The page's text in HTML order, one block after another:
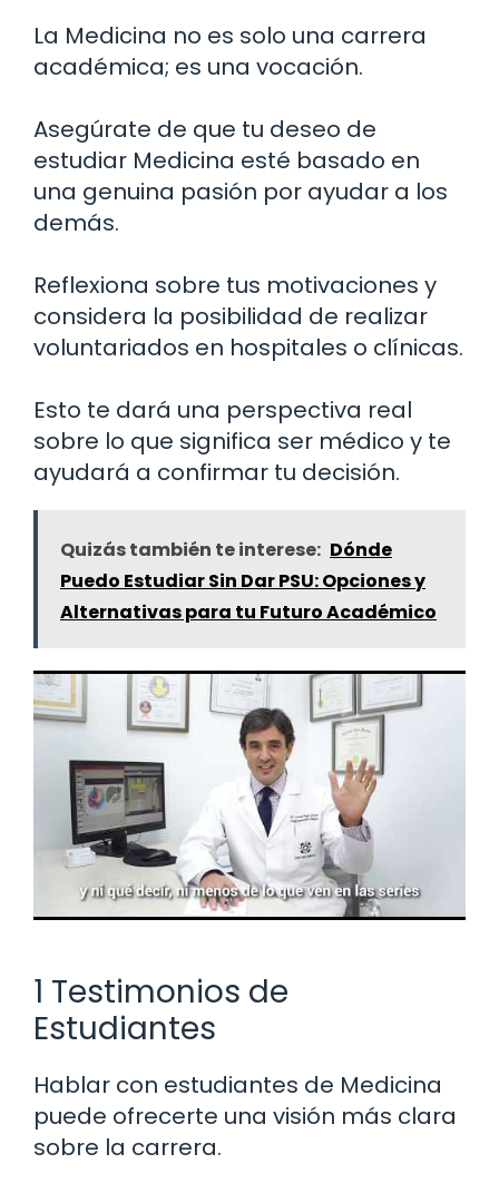
La Medicina no es solo una carrera
académica; es una vocación.
Asegúrate de que tu deseo de
estudiar Medicina esté basado en
una genuina pasión por ayudar a los
demás.
Reflexiona sobre tus motivaciones y
considera la posibilidad de realizar
voluntariados en hospitales o clínicas.
Esto te dará una perspectiva real
sobre lo que significa ser médico y te
ayudará a confirmar tu decisión.
Quizás también te interese: Dónde
Puedo Estudiar Sin Dar PSU: Opciones y
Alternativas para tu Futuro Académico
1 Testimonios de
Estudiantes
Hablar con estudiantes de Medicina
puede ofrecerte una visión más clara
sobre la carrera.